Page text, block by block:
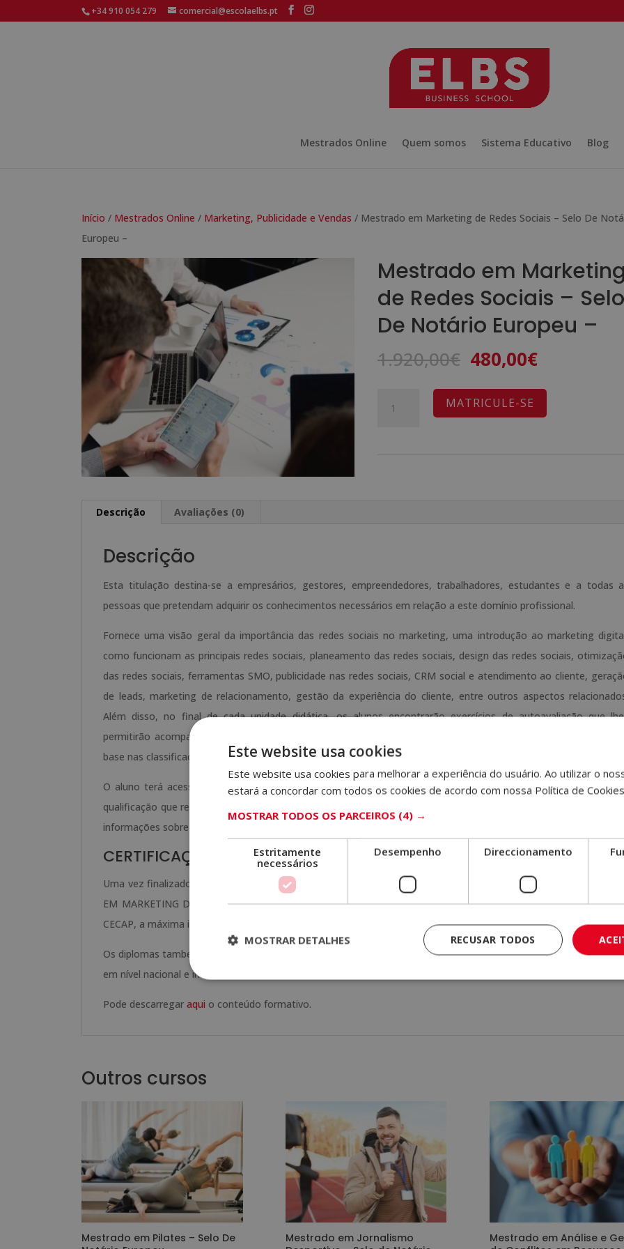
+34 910 054 279 comercial@escolaelbs.pt
Mestrados Online Quem somos Sistema Educativo Blog
Início / Mestrados Online / Marketing, Publicidade e Vendas / Mestrado em Marketing de Redes Sociais – Selo De
Europeu –
Mestrado em Marketing
de Redes Sociais – Selo
De Notário Europeu –
1.920,00€ O
original
era:
480,00€O
atual
é:
Selo
De
Europeu
-
MATRICULE-SE
v
e
Descrição Avaliações (0)
Descrição
Esta titulação destina-se a empresários, gestores, empreendedores, trabalhadores, estudantes e a todas
pessoas que pretendam adquirir os conhecimentos necessários em relação a este domínio profissional.
Fornece uma visão geral da importância das redes sociais no marketing, uma introdução ao marketing
como funcionam as principais redes sociais, planeamento das redes sociais, design das redes sociais,
das redes sociais, ferramentas SMO, publicidade nas redes sociais, CRM social e atendimento ao cliente,
de leads, marketing de relacionamento, gestão da experiência do cliente, entre outros aspectos
Além disso, no final de cada unidade didática, os alunos encontrarão exercícios de autoavaliação que
permitirão acompanhar o curso de forma autónoma e reforçar os conceitos que considerem adequados, com
base nas classificações obtidas nos exercícios realizados.
O aluno terá acesso a um curso inicial onde encontrará informações sobre a metodologia de aprendizagem, a
qualificação que receberá, como funciona o Campus Virtual, o que fazer quando o aluno tiver concluído o curso e
informações sobre o Grupo Esneca Formación.
CERTIFICAÇÃO OBTIDA
Uma vez finalizados os estudos e feitas as avaliações, o aluno receberá um diploma que certifica o “ MESTRADO
EM MARKETING DE REDES SOCIAIS ”, da ELBS BUSINESS SCHOOL, avalizada pela nossa condição de sócios
CECAP, a máxima instituição espanhola em formação e qualidade.
Os diplomas também trazem o selo de Notário Europeu, que atesta a validade, conteúdo e autenticidade do
em nível nacional e internacional.
Pode descarregar aqui o conteúdo formativo.
Outros cursos
Mestrado em Pilates – Selo De
Mestrado em Jornalismo
Mestrado em Análise e
Este website usa cookies
Este website usa cookies para melhorar a experiência do usuário. Ao utilizar o
estará a concordar com todos os cookies de acordo com nossa Política de
MOSTRAR TODOS OS PARCEIROS (4) →
Estritamente
necessários
Desempenho Direccionamento
RECUSAR TODOS
MOSTRAR DETALHES